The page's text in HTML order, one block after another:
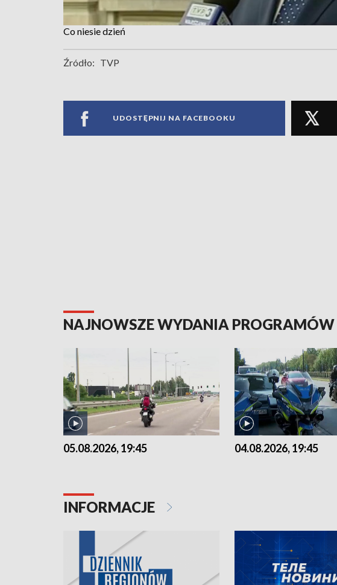
Co niesie dzień
Źródło: TVP
UDOSTĘPNIJ NA FACEBOOKU
NAJNOWSZE WYDANIA PROGRAMÓW
05.08.2026, 19:45 04.08.2026, 19:45
INFORMACJE